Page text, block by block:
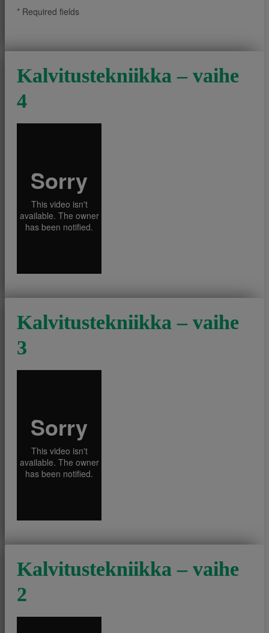
* Required fields
Kalvitustekniikka – vaihe
4
Kalvitustekniikka – vaihe
3
Kalvitustekniikka – vaihe
2